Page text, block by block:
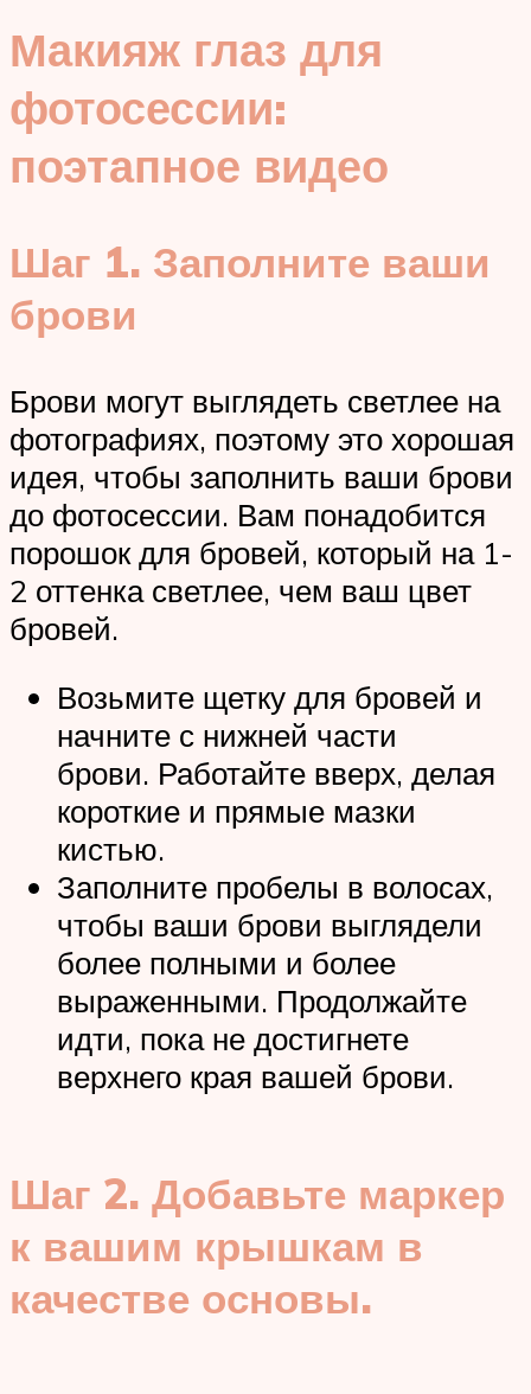
Макияж глаз для
фотосессии:
поэтапное видео
Шаг 1. Заполните ваши
брови
Брови могут выглядеть светлее на
фотографиях, поэтому это хорошая
идея, чтобы заполнить ваши брови
до фотосессии. Вам понадобится
порошок для бровей, который на 1-
2 оттенка светлее, чем ваш цвет
бровей.
Возьмите щетку для бровей и
начните с нижней части
брови. Работайте вверх, делая
короткие и прямые мазки
кистью.
Заполните пробелы в волосах,
чтобы ваши брови выглядели
более полными и более
выраженными. Продолжайте
идти, пока не достигнете
верхнего края вашей брови.
Шаг 2. Добавьте маркер
к вашим крышкам в
качестве основы.